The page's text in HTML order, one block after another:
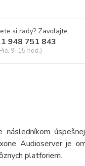
si rady? Zavolajte.
948 751 843
9-15 hod.)
Audioserver je
platforiem.